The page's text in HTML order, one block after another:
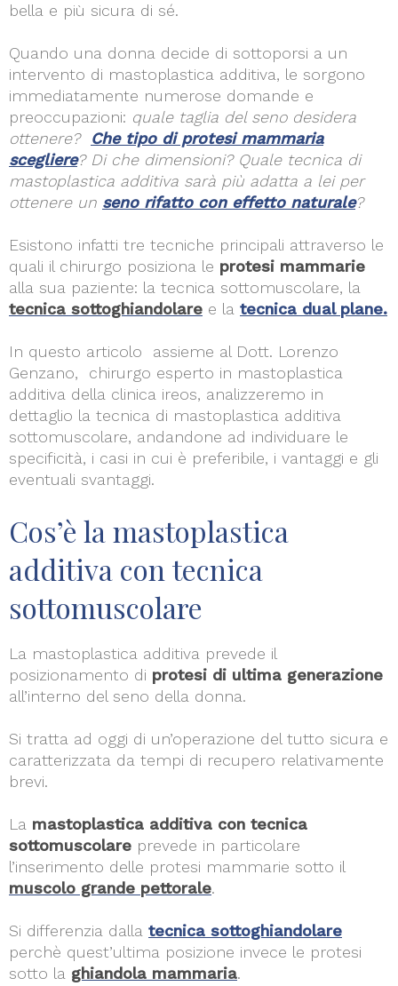
bella e più sicura di sé.
Quando una donna decide di sottoporsi a un
intervento di mastoplastica additiva, le sorgono
immediatamente numerose domande e
preoccupazioni: quale taglia del seno desidera
ottenere? Che tipo di protesi mammaria
scegliere? Di che dimensioni? Quale tecnica di
mastoplastica additiva sarà più adatta a lei per
ottenere un seno rifatto con effetto naturale?
Esistono infatti tre tecniche principali attraverso le
quali il chirurgo posiziona le protesi mammarie
alla sua paziente: la tecnica sottomuscolare, la
tecnica sottoghiandolare e la tecnica dual plane.
In questo articolo assieme al Dott. Lorenzo
Genzano, chirurgo esperto in mastoplastica
additiva della clinica ireos, analizzeremo in
dettaglio la tecnica di mastoplastica additiva
sottomuscolare, andandone ad individuare le
specificità, i casi in cui è preferibile, i vantaggi e gli
eventuali svantaggi.
Cos’è la mastoplastica
additiva con tecnica
sottomuscolare
La mastoplastica additiva prevede il
posizionamento di protesi di ultima generazione
all’interno del seno della donna.
Si tratta ad oggi di un’operazione del tutto sicura e
caratterizzata da tempi di recupero relativamente
brevi.
La mastoplastica additiva con tecnica
sottomuscolare prevede in particolare
l’inserimento delle protesi mammarie sotto il
muscolo grande pettorale.
Si differenzia dalla tecnica sottoghiandolare
perchè quest’ultima posizione invece le protesi
sotto la ghiandola mammaria.